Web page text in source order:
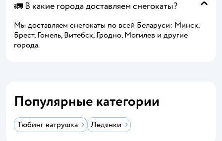
🚛 В какие города доставляем снегокаты?
Мы доставляем снегокаты по всей Беларуси: Минск,
Брест, Гомель, Витебск, Гродно, Могилев и другие
города.
Популярные категории
Тюбинг ватрушка Ледянки